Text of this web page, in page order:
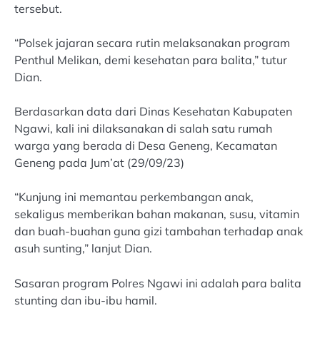
tersebut.
“Polsek jajaran secara rutin melaksanakan program
Penthul Melikan, demi kesehatan para balita,” tutur
Dian.
Berdasarkan data dari Dinas Kesehatan Kabupaten
Ngawi, kali ini dilaksanakan di salah satu rumah
warga yang berada di Desa Geneng, Kecamatan
Geneng pada Jum’at (29/09/23)
“Kunjung ini memantau perkembangan anak,
sekaligus memberikan bahan makanan, susu, vitamin
dan buah-buahan guna gizi tambahan terhadap anak
asuh sunting,” lanjut Dian.
Sasaran program Polres Ngawi ini adalah para balita
stunting dan ibu-ibu hamil.